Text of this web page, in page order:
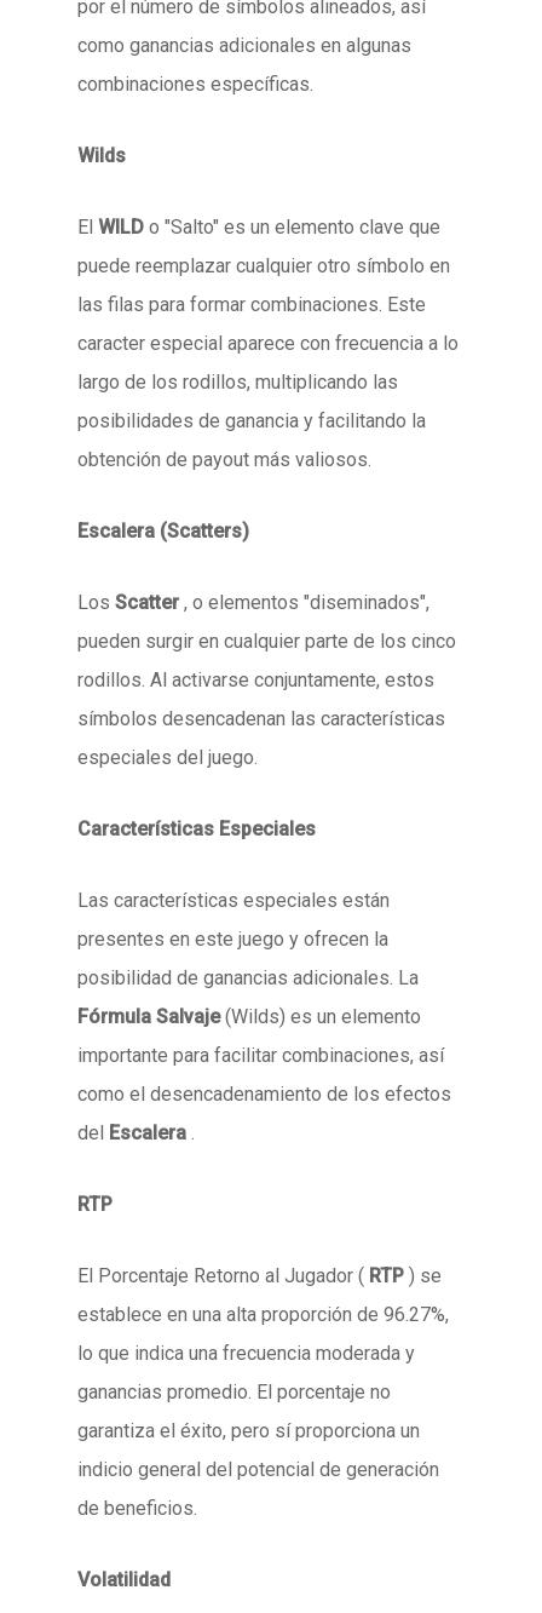
por el número de símbolos alineados, así
como ganancias adicionales en algunas
combinaciones específicas.
Wilds
El WILD o "Salto" es un elemento clave que
puede reemplazar cualquier otro símbolo en
las filas para formar combinaciones. Este
caracter especial aparece con frecuencia a lo
largo de los rodillos, multiplicando las
posibilidades de ganancia y facilitando la
obtención de payout más valiosos.
Escalera (Scatters)
Los Scatter, o elementos "diseminados",
pueden surgir en cualquier parte de los cinco
rodillos. Al activarse conjuntamente, estos
símbolos desencadenan las características
especiales del juego.
Características Especiales
Las características especiales están
presentes en este juego y ofrecen la
posibilidad de ganancias adicionales. La
Fórmula Salvaje(Wilds) es un elemento
importante para facilitar combinaciones, así
como el desencadenamiento de los efectos
del Escalera .
RTP
El Porcentaje Retorno al Jugador ( RTP ) se
establece en una alta proporción de 96.27%,
lo que indica una frecuencia moderada y
ganancias promedio. El porcentaje no
garantiza el éxito, pero sí proporciona un
indicio general del potencial de generación
de beneficios.
Volatilidad